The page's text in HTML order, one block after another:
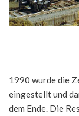
1990 wurde die
eingestellt und
dem Ende. Die